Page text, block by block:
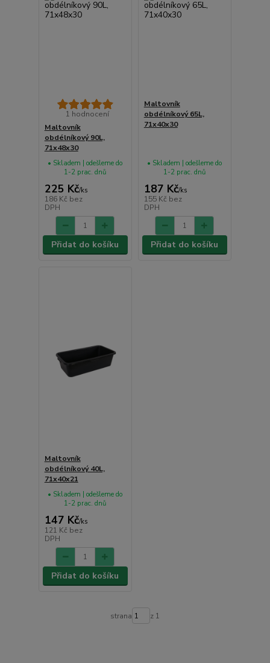
1 hodnocení
Maltovník
obdélníkový 90L,
71x48x30
225 Kč/ks
186 Kč bez
DPH
• Skladem | odešleme do
1-2 prac. dnů
Přidat do košíku
Maltovník
obdélníkový 65L,
71x40x30
187 Kč/ks
155 Kč bez
DPH
• Skladem | odešleme do
1-2 prac. dnů
Přidat do košíku
Maltovník
obdélníkový 40L,
71x40x21
147 Kč/ks
121 Kč bez
DPH
• Skladem | odešleme do
1-2 prac. dnů
Přidat do košíku
strana z 1